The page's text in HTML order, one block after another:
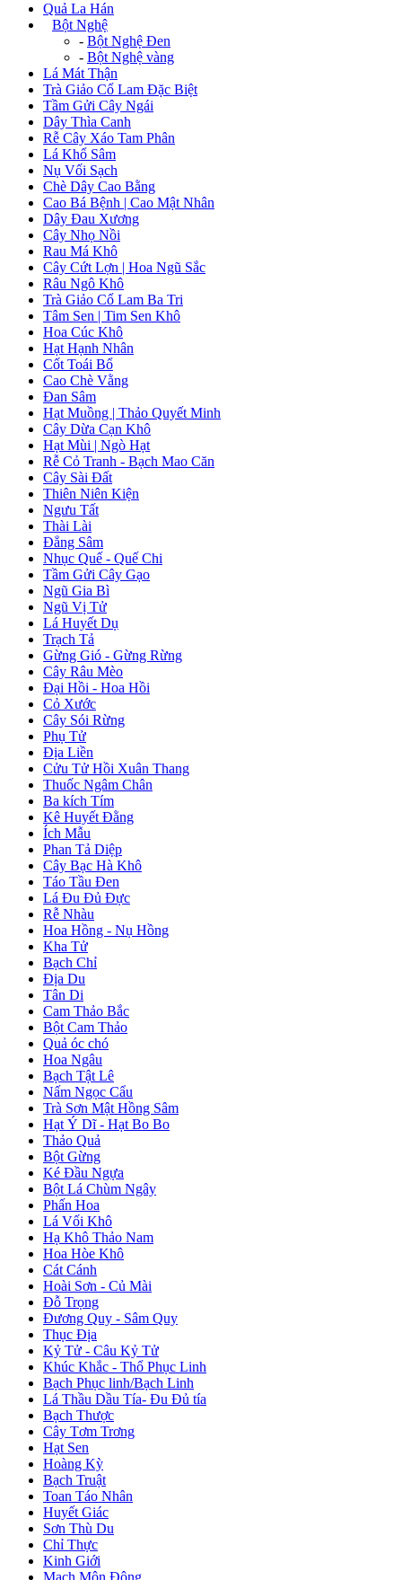
Quả La Hán
Bột Nghệ
- Bột Nghệ Đen
- Bột Nghệ vàng
Lá Mát Thận
Trà Giảo Cổ Lam Đặc Biệt
Tầm Gửi Cây Ngái
Dây Thìa Canh
Rễ Cây Xáo Tam Phân
Lá Khổ Sâm
Nụ Vối Sạch
Chè Dây Cao Bằng
Cao Bá Bệnh | Cao Mật Nhân
Dây Đau Xương
Cây Nhọ Nồi
Rau Má Khô
Cây Cứt Lợn | Hoa Ngũ Sắc
Râu Ngô Khô
Trà Giảo Cổ Lam Ba Tri
Tâm Sen | Tim Sen Khô
Hoa Cúc Khô
Hạt Hạnh Nhân
Cốt Toái Bổ
Cao Chè Vằng
Đan Sâm
Hạt Muồng | Thảo Quyết Minh
Cây Dừa Cạn Khô
Hạt Mùi | Ngò Hạt
Rễ Cỏ Tranh - Bạch Mao Căn
Cây Sài Đất
Thiên Niên Kiện
Ngưu Tất
Thài Lài
Đẳng Sâm
Nhục Quế - Quế Chi
Tầm Gửi Cây Gạo
Ngũ Gia Bì
Ngũ Vị Tử
Lá Huyết Dụ
Trạch Tả
Gừng Gió - Gừng Rừng
Cây Râu Mèo
Đại Hồi - Hoa Hồi
Cỏ Xước
Cây Sói Rừng
Phụ Tử
Địa Liền
Cửu Tử Hồi Xuân Thang
Thuốc Ngâm Chân
Ba kích Tím
Kê Huyết Đằng
Ích Mẫu
Phan Tả Diệp
Cây Bạc Hà Khô
Táo Tầu Đen
Lá Đu Đủ Đực
Rễ Nhàu
Hoa Hồng - Nụ Hồng
Kha Tử
Bạch Chỉ
Địa Du
Tân Di
Cam Thảo Bắc
Bột Cam Thảo
Quả óc chó
Hoa Ngâu
Bạch Tật Lê
Nấm Ngọc Cẩu
Trà Sơn Mật Hồng Sâm
Hạt Ý Dĩ - Hạt Bo Bo
Thảo Quả
Bột Gừng
Ké Đầu Ngựa
Bột Lá Chùm Ngây
Phấn Hoa
Lá Vối Khô
Hạ Khô Thảo Nam
Hoa Hòe Khô
Cát Cánh
Hoài Sơn - Củ Mài
Đỗ Trọng
Đương Quy - Sâm Quy
Thục Địa
Kỷ Tử - Câu Kỷ Tử
Khúc Khắc - Thổ Phục Linh
Bạch Phục linh/Bạch Linh
Lá Thầu Dầu Tía- Đu Đủ tía
Bạch Thược
Cây Tơm Trơng
Hạt Sen
Hoàng Kỳ
Bạch Truật
Toan Táo Nhân
Huyết Giác
Sơn Thù Du
Chỉ Thực
Kinh Giới
Mạch Môn Đông